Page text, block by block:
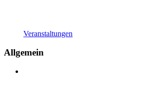
Veranstaltungen
Allgemein